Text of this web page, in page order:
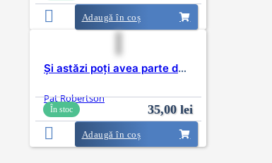
Adaugă în coș
Și astăzi poți avea parte de miracole
Pat Robertson
În stoc 35,00 lei
Adaugă în coș